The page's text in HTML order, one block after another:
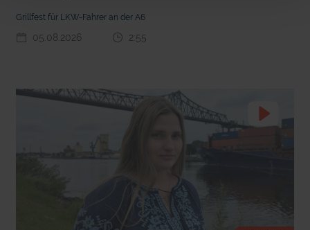
Nachhaltige Geldanlage: Rendite mit gutem Gewissen?
Grillfest für LKW-Fahrer an der A6
05.08.2026 2:55